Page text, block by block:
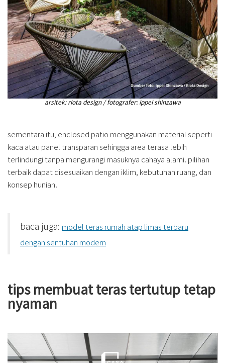
arsitek: riota design / fotografer: ippei shinzawa
sementara itu, enclosed patio menggunakan material seperti
kaca atau panel transparan sehingga area terasa lebih
terlindungi tanpa mengurangi masuknya cahaya alami. pilihan
terbaik dapat disesuaikan dengan iklim, kebutuhan ruang, dan
konsep hunian.
baca juga: model teras rumah atap limas terbaru
dengan sentuhan modern
tips membuat teras tertutup tetap
nyaman